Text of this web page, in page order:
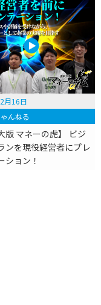
月16日
んねる
版 マネーの虎】 ビジ
ンを現役経営者にプレ
ション！